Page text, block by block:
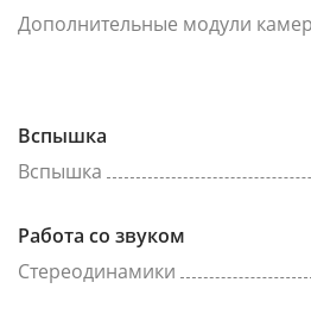
Дополнительные модули
Вспышка
Вспышка
Работа со звуком
Стереодинамики